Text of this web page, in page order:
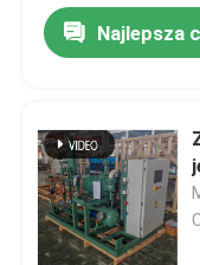
Najlepsza